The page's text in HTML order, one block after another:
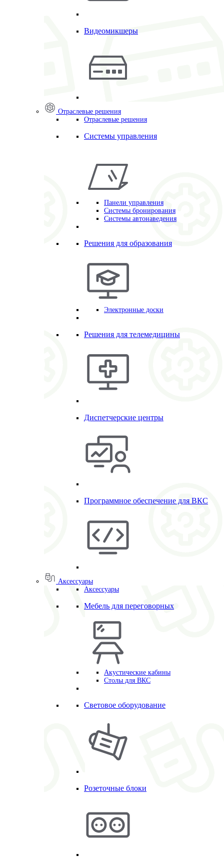
Видеомикшеры
Отраслевые решения
Отраслевые решения
Системы управления
Панели управления
Системы бронирования
Системы автонаведения
Решения для образования
Электронные доски
Решения для телемедицины
Диспетчерские центры
Программное обеспечение для ВКС
Аксессуары
Аксессуары
Мебель для переговорных
Акустические кабины
Столы для ВКС
Световое оборудование
Розеточные блоки